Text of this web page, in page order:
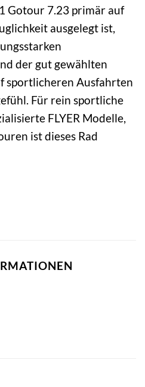
Gotour 7.23 primär auf
ausgelegt ist,
der gut gewählten
sportlicheren Ausfahrten
Für rein sportliche
FLYER Modelle,
ist dieses Rad